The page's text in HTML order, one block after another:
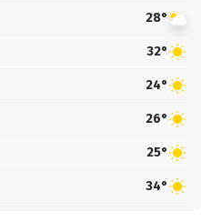
28°
32°
24°
26°
25°
34°